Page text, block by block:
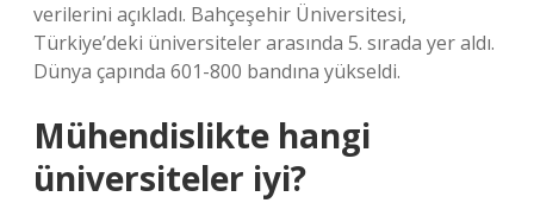
verilerini açıkladı. Bahçeşehir Üniversitesi,
Türkiye’deki üniversiteler arasında 5. sırada yer aldı.
Dünya çapında 601-800 bandına yükseldi.
Mühendislikte hangi
üniversiteler iyi?